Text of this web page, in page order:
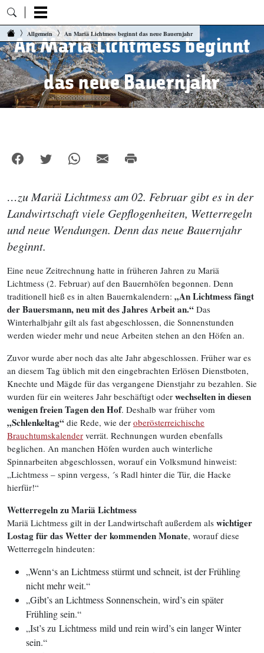
Zum Inhalt springen
Allgemein An Mariä Lichtmess beginnt das neue Bauernjahr
An Mariä Lichtmess beginnt
das neue Bauernjahr
…zu Mariä Lichtmess am 02. Februar gibt es in der
Landwirtschaft viele Gepflogenheiten, Wetterregeln
und neue Wendungen. Denn das neue Bauernjahr
beginnt.
Eine neue Zeitrechnung hatte in früheren Jahren zu Mariä
Lichtmess (2. Februar) auf den Bauernhöfen begonnen. Denn
traditionell hieß es in alten Bauernkalendern: „An Lichtmess fängt
der Bauersmann, neu mit des Jahres Arbeit an.“ Das
Winterhalbjahr gilt als fast abgeschlossen, die Sonnenstunden
werden wieder mehr und neue Arbeiten stehen an den Höfen an.
Zuvor wurde aber noch das alte Jahr abgeschlossen. Früher war es
an diesem Tag üblich mit den eingebrachten Erlösen Dienstboten,
Knechte und Mägde für das vergangene Dienstjahr zu bezahlen. Sie
wurden für ein weiteres Jahr beschäftigt oder wechselten in diesen
wenigen freien Tagen den Hof. Deshalb war früher vom
„Schlenkeltag“ die Rede, wie der oberösterreichische
Brauchtumskalender verrät. Rechnungen wurden ebenfalls
beglichen. An manchen Höfen wurden auch winterliche
Spinnarbeiten abgeschlossen, worauf ein Volksmund hinweist:
„Lichtmess – spinn vergess, ´s Radl hinter die Tür, die Hacke
hierfür!“
Wetterregeln zu Mariä Lichtmess
Mariä Lichtmess gilt in der Landwirtschaft außerdem als wichtiger
Lostag für das Wetter der kommenden Monate, worauf diese
Wetterregeln hindeuten:
„Wenn‘s an Lichtmess stürmt und schneit, ist der Frühling
nicht mehr weit.“
„Gibt’s an Lichtmess Sonnenschein, wird’s ein später
Frühling sein.“
„Ist’s zu Lichtmess mild und rein wird’s ein langer Winter
sein.“